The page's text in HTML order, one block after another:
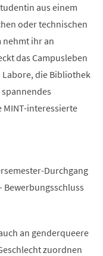
aus einem
oder technischen
nehmt ihr an
das Campusleben
Labore, die Bibliothek
MINT-interessierte
Durchgang
Bewerbungsschluss
an genderqueere
zuordnen